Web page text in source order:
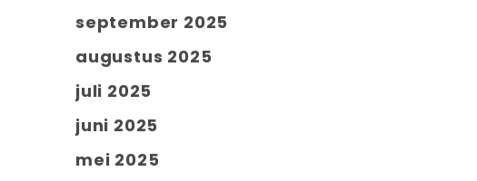
september 2025
augustus 2025
juli 2025
juni 2025
mei 2025